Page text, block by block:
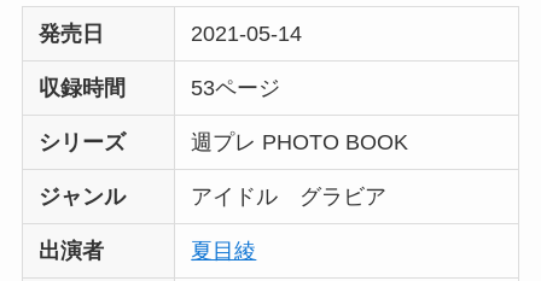
発売日 2021-05-14
収録時間 53ページ
シリーズ 週プレ PHOTO BOOK
ジャンル アイドル グラビア
出演者 夏目綾